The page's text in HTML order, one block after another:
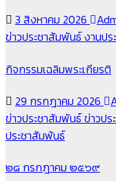
3 สิงหาคม 2026
ข่าวประชาสัมพันธ์งานป
กิจกรรมเฉลิมพระเกียรติ
29 กรกฎาคม 2026
ข่าวประชาสัมพันธ์ข่าวป
ประชาสัมพันธ์
๒๘ กรกฎาคม ๒๕๖๙